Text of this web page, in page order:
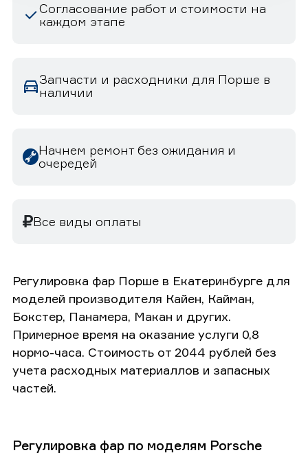
Согласование работ и стоимости на
каждом этапе
Запчасти и расходники для Порше в
наличии
Начнем ремонт без ожидания и
очередей
Все виды оплаты
Регулировка фар Порше в Екатеринбурге для
моделей производителя Кайен, Кайман,
Бокстер, Панамера, Макан и других.
Примерное время на оказание услуги 0,8
нормо-часа. Стоимость от 2044 рублей без
учета расходных материаллов и запасных
частей.
Регулировка фар по моделям Porsche